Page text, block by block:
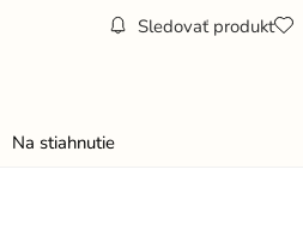
Sledovať produkt
Na stiahnutie